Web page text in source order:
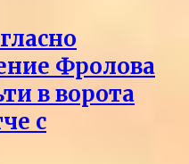
Фролова
в ворота
с